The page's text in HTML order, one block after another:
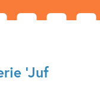
'Juf